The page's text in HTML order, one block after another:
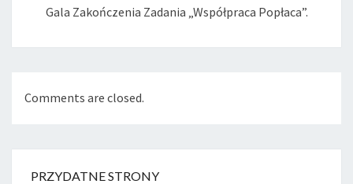
Gala Zakończenia Zadania „Współpraca Popłaca”.
Comments are closed.
PRZYDATNE STRONY